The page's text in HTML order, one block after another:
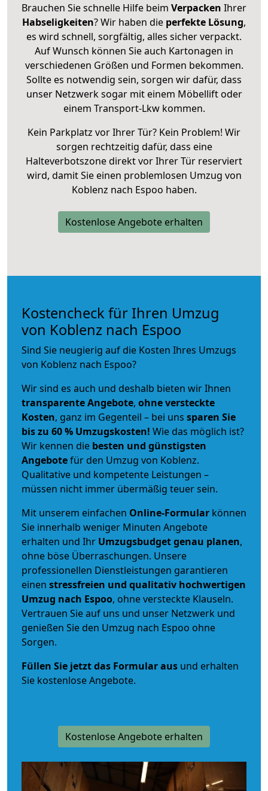
Brauchen Sie schnelle Hilfe beim Verpacken Ihrer
Habseligkeiten? Wir haben die perfekte Lösung,
es wird schnell, sorgfältig, alles sicher verpackt.
Auf Wunsch können Sie auch Kartonagen in
verschiedenen Größen und Formen bekommen.
Sollte es notwendig sein, sorgen wir dafür, dass
unser Netzwerk sogar mit einem Möbellift oder
einem Transport-Lkw kommen.
Kein Parkplatz vor Ihrer Tür? Kein Problem! Wir
sorgen rechtzeitig dafür, dass eine
Halteverbotszone direkt vor Ihrer Tür reserviert
wird, damit Sie einen problemlosen Umzug von
Koblenz nach Espoo haben.
Kostenlose Angebote erhalten
Kostencheck für Ihren Umzug
von Koblenz nach Espoo
Sind Sie neugierig auf die Kosten Ihres Umzugs
von Koblenz nach Espoo?
Wir sind es auch und deshalb bieten wir Ihnen
transparente Angebote, ohne versteckte
Kosten, ganz im Gegenteil – bei uns sparen Sie
bis zu 60 % Umzugskosten! Wie das möglich ist?
Wir kennen die besten und günstigsten
Angebotefür den Umzug von Koblenz.
Qualitative und kompetente Leistungen –
müssen nicht immer übermäßig teuer sein.
Mit unserem einfachen Online-Formular können
Sie innerhalb weniger Minuten Angebote
erhalten und Ihr Umzugsbudgetgenau planen,
ohne böse Überraschungen. Unsere
professionellen Dienstleistungen garantieren
einen stressfreien und qualitativ hochwertigen
Umzug nach Espoo, ohne versteckte Klauseln.
Vertrauen Sie auf uns und unser Netzwerk und
genießen Sie den Umzug nach Espoo ohne
Sorgen.
Füllen Sie jetzt das Formular aus und erhalten
Sie kostenlose Angebote.
Kostenlose Angebote erhalten